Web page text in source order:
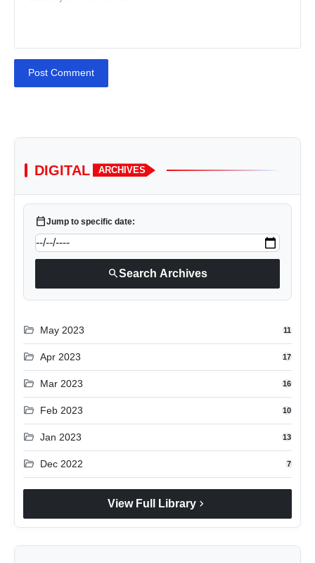
Post Comment
DIGITAL ARCHIVES
calendar_todayJump to specific date:
searchSearch Archives
folder_open May 2023 11
folder_open Apr 2023 17
folder_open Mar 2023 16
folder_open Feb 2023 10
folder_open Jan 2023 13
folder_open Dec 2022 7
View Full Library chevron_right